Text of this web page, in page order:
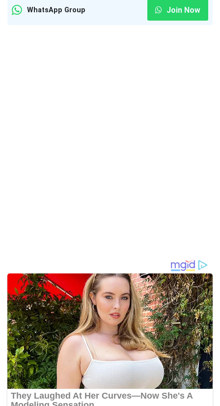
WhatsApp Group Join Now